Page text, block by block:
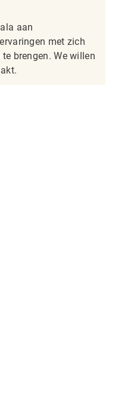
aan
met zich
brengen. We willen